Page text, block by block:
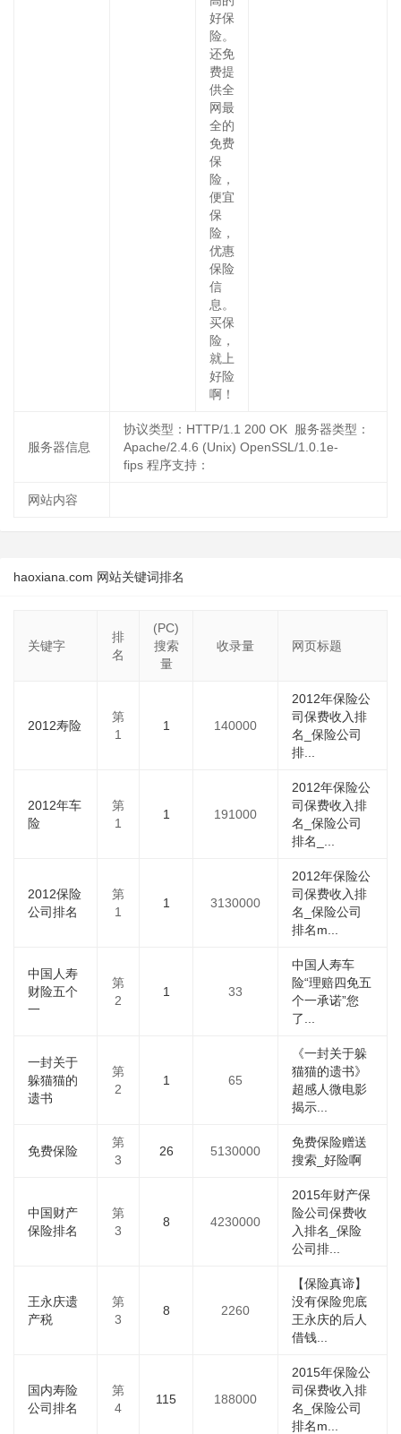
好保
险。
还免
费提
供全
网最
全的
免费
保
险，
便宜
保
险，
优惠
保险
信
息。
买保
险，
就上
好险
啊！
服务器信息
协议类型：HTTP/1.1 200 OK 服务器类型：
Apache/2.4.6 (Unix) OpenSSL/1.0.1e-
fips 程序支持：
网站内容
haoxiana.com 网站关键词排名
关键字
排
名
(PC)
搜索
量
收录量 网页标题
2012寿险
第
1
1 140000
2012年保险公
司保费收入排
名_保险公司
排...
2012年车
险
第
1
1 191000
2012年保险公
司保费收入排
名_保险公司
排名_...
2012保险
公司排名
第
1
1 3130000
2012年保险公
司保费收入排
名_保险公司
排名m...
中国人寿
财险五个
一
第
2
1 33
中国人寿车
险“理赔四免五
个一承诺”您
了...
一封关于
躲猫猫的
遗书
第
2
1 65
《一封关于躲
猫猫的遗书》
超感人微电影
揭示...
免费保险
第
3
26 5130000
免费保险赠送
搜索_好险啊
中国财产
保险排名
第
3
8 4230000
2015年财产保
险公司保费收
入排名_保险
公司排...
王永庆遗
产税
第
3
8 2260
【保险真谛】
没有保险兜底
王永庆的后人
借钱...
国内寿险
公司排名
第
4
115 188000
2015年保险公
司保费收入排
名_保险公司
排名m...